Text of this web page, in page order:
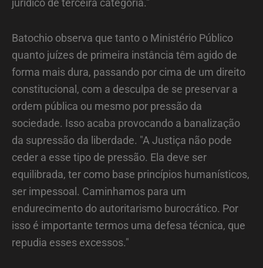
Batochio observa que tanto o Ministério Público
quanto juízes de primeira instância têm agido de
forma mais dura, passando por cima de um direito
constitucional, com a desculpa de se preservar a
ordem pública ou mesmo por pressão da
sociedade. Isso acaba provocando a banalização
da supressão da liberdade. "A Justiça não pode
ceder a esse tipo de pressão. Ela deve ser
equilibrada, ter como base princípios humanísticos,
ser impessoal. Caminhamos para um
endurecimento do autoritarismo burocrático. Por
isso é importante termos uma defesa técnica, que
repudia esses excessos."